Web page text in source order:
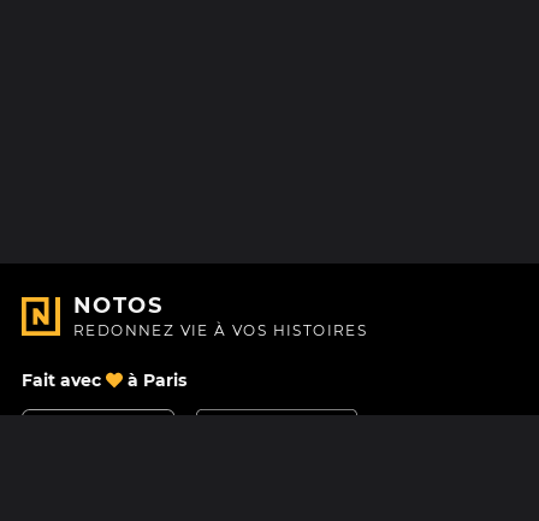
NOTOS
REDONNEZ VIE À VOS HISTOIRES
Fait avec à Paris